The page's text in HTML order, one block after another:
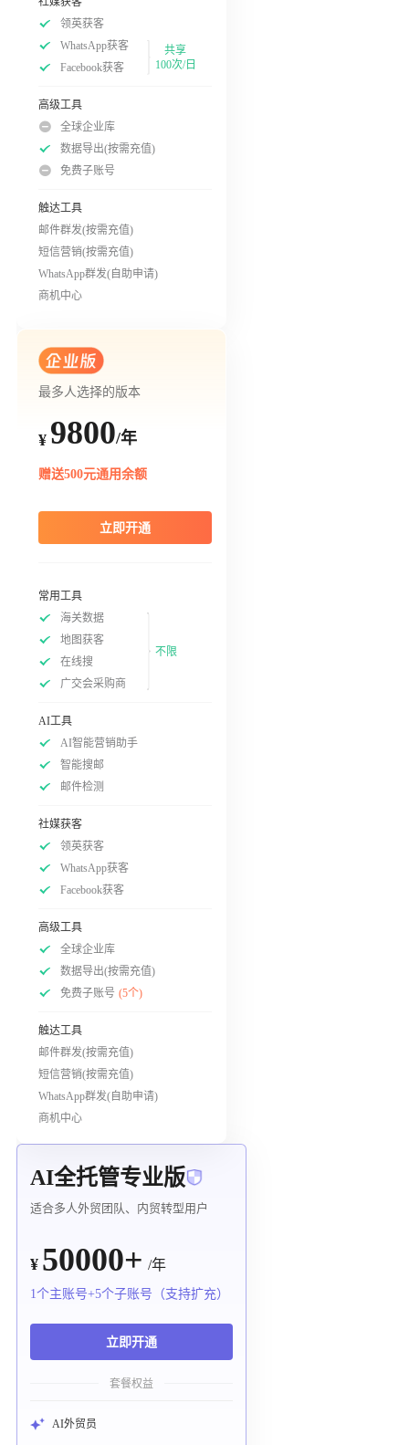
领英获客
WhatsApp获客
Facebook获客
共享
100次/日
高级工具
全球企业库
数据导出(按需充值)
免费子账号
触达工具
邮件群发(按需充值)
短信营销(按需充值)
WhatsApp群发(自助申请)
商机中心
最多人选择的版本
¥ 9800/年
赠送500元通用余额
立即开通
常用工具
海关数据
地图获客
在线搜
广交会采购商
不限
AI工具
AI智能营销助手
智能搜邮
邮件检测
社媒获客
领英获客
WhatsApp获客
Facebook获客
高级工具
全球企业库
数据导出(按需充值)
免费子账号 (5个)
触达工具
邮件群发(按需充值)
短信营销(按需充值)
WhatsApp群发(自助申请)
商机中心
AI全托管专业版
适合多人外贸团队、内贸转型用户
¥ 50000+ /年
1个主账号+5个子账号（支持扩充）
立即开通
套餐权益
AI外贸员